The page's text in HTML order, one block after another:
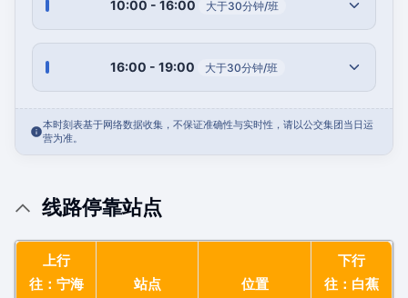
10:00 - 16:00 大于30分钟/班
16:00 - 19:00 大于30分钟/班
本时刻表基于网络数据收集，不保证准确性与实时性，请以公交集团当日运
营为准。
线路停靠站点
上行
往：宁海
站点 位置
下行
往：白蕉